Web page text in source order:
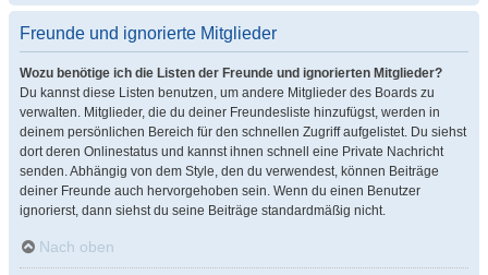
Freunde und ignorierte Mitglieder
Wozu benötige ich die Listen der Freunde und ignorierten Mitglieder?
Du kannst diese Listen benutzen, um andere Mitglieder des Boards zu
verwalten. Mitglieder, die du deiner Freundesliste hinzufügst, werden in
deinem persönlichen Bereich für den schnellen Zugriff aufgelistet. Du siehst
dort deren Onlinestatus und kannst ihnen schnell eine Private Nachricht
senden. Abhängig von dem Style, den du verwendest, können Beiträge
deiner Freunde auch hervorgehoben sein. Wenn du einen Benutzer
ignorierst, dann siehst du seine Beiträge standardmäßig nicht.
Nach oben